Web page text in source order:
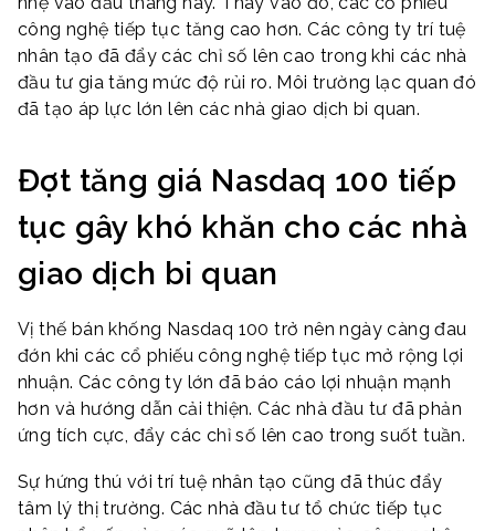
công nghệ tiếp tục tăng cao hơn. Các công ty trí tuệ
nhân tạo đã đẩy các chỉ số lên cao trong khi các nhà
đầu tư gia tăng mức độ rủi ro. Môi trường lạc quan đó
đã tạo áp lực lớn lên các nhà giao dịch bi quan.
Đợt tăng giá Nasdaq 100 tiếp
tục gây khó khăn cho các nhà
giao dịch bi quan
Vị thế bán khống Nasdaq 100 trở nên ngày càng đau
đớn khi các cổ phiếu công nghệ tiếp tục mở rộng lợi
nhuận. Các công ty lớn đã báo cáo lợi nhuận mạnh
hơn và hướng dẫn cải thiện. Các nhà đầu tư đã phản
ứng tích cực, đẩy các chỉ số lên cao trong suốt tuần.
Sự hứng thú với trí tuệ nhân tạo cũng đã thúc đẩy
tâm lý thị trường. Các nhà đầu tư tổ chức tiếp tục